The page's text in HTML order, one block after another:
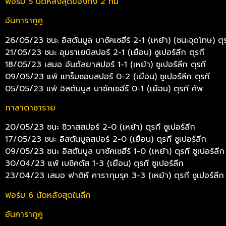
อันคารากูคู
26/05/23 ชนะ อิสตันบูล บาซัคเซฮีร์ 2-1 (เหย้า) (ชนะจุดโทษ)
21/05/23 ชนะ อุมราเยนิสปอร์ 2-1 (เยือน) ซูเปอร์ลีก ตุรกี
18/05/23 เสมอ อันตัลยาสปอร์ 1-1 (เหย้า) ซูเปอร์ลีก ตุรกี
09/05/23 แพ้ แทร็บซอนสปอร์ 0-2 (เยือน) ซูเปอร์ลีก ตุรกี
05/05/23 แพ้ อิสตันบูล บาซัคเซฮีร์ 0-1 (เยือน) ตุรกี คัพ
กาลาตาซาราย
20/05/23 ชนะ ซิวาสสปอร์ 2-0 (เหย้า) ตุรกี ซูเปอร์ลีก
17/05/23 ชนะ อิสตันบูลสปอร์ 2-0 (เยือน) ตุรกี ซูเปอร์ลีก
09/05/23 ชนะ อิสตันบูล บาซัคเซฮีร์ 1-0 (เหย้า) ตุรกี ซูเปอร์ลีก
30/04/23 แพ้ เบซิคตัส 1-3 (เยือน) ตุรกี ซูเปอร์ลีก
23/04/23 เสมอ ฟาติห์ คารากุมรุค 3-3 (เหย้า) ตุรกี ซูเปอร์ลีก
ฟอร์ม 6 นัดหลังสุดในลีก
อันคารากูคู